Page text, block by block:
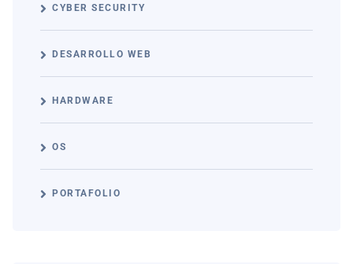
CYBER SECURITY
DESARROLLO WEB
HARDWARE
OS
PORTAFOLIO